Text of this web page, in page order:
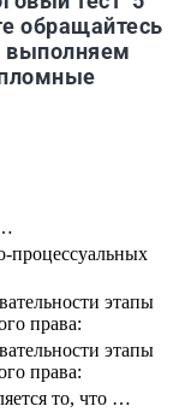
обращайтесь
процессуальных
этапы
права:
этапы
права:
то, что …